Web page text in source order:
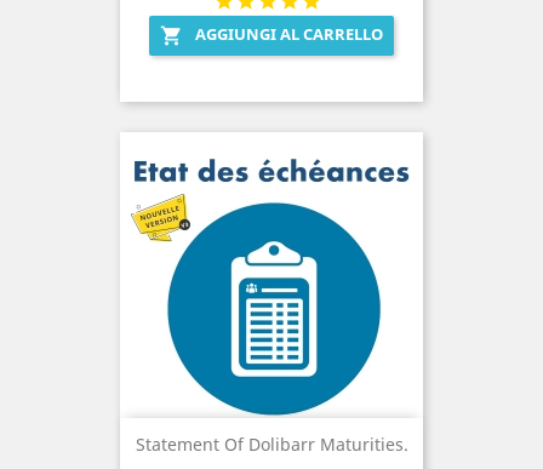
 AGGIUNGI AL CARRELLO
Statement Of Dolibarr Maturities.